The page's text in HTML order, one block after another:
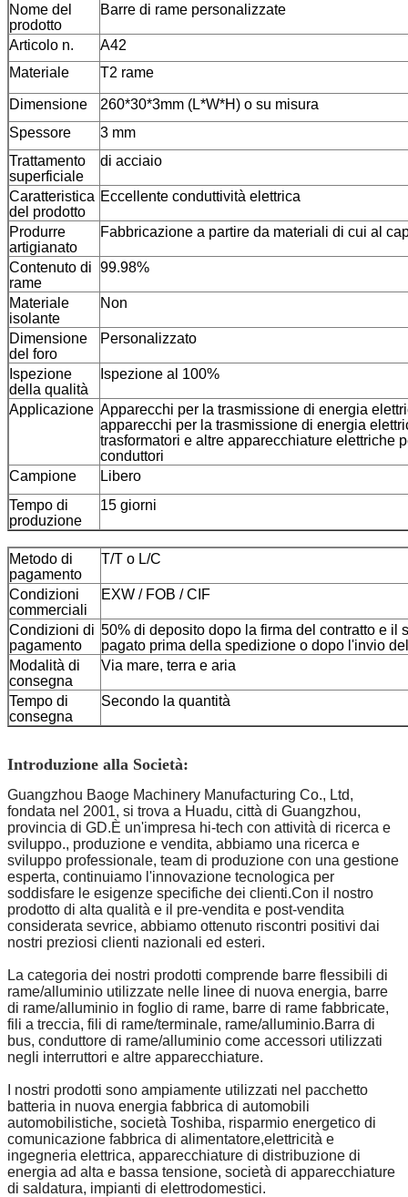
Nome del
prodotto
Barre di rame personalizzate
Articolo n.
A42
Materiale
T2 rame
Dimensione
260*30*3mm (L*W*H) o su misura
Spessore
3 mm
Trattamento
superficiale
di acciaio
Caratteristica
del prodotto
Eccellente conduttività elettrica
Produrre
artigianato
Fabbricazione a partire da materiali di cui al
Contenuto di
rame
99.98%
Materiale
isolante
Non
Dimensione
del foro
Personalizzato
Ispezione
della qualità
Ispezione al 100%
Applicazione Apparecchi per la trasmissione di energia
apparecchi per la trasmissione di energia
trasformatori e altre apparecchiature elettriche
conduttori
Campione
Libero
Tempo di
produzione
15 giorni
Metodo di
pagamento
T/T o L/C
Condizioni
commerciali
EXW / FOB / CIF
Condizioni di
pagamento
50% di deposito dopo la firma del contratto e il
pagato prima della spedizione o dopo l'invio
Modalità di
consegna
Via mare, terra e aria
Tempo di
consegna
Secondo la quantità
Introduzione alla Società:
Guangzhou Baoge Machinery Manufacturing Co., Ltd,
fondata nel 2001, si trova a Huadu, città di Guangzhou,
provincia di GD.È un'impresa hi-tech con attività di ricerca e
sviluppo., produzione e vendita, abbiamo una ricerca e
sviluppo professionale, team di produzione con una gestione
esperta, continuiamo l'innovazione tecnologica per
soddisfare le esigenze specifiche dei clienti.Con il nostro
prodotto di alta qualità e il pre-vendita e post-vendita
considerata sevrice, abbiamo ottenuto riscontri positivi dai
nostri preziosi clienti nazionali ed esteri.
La categoria dei nostri prodotti comprende barre flessibili di
rame/alluminio utilizzate nelle linee di nuova energia, barre
di rame/alluminio in foglio di rame, barre di rame fabbricate,
fili a treccia, fili di rame/terminale, rame/alluminio.Barra di
bus, conduttore di rame/alluminio come accessori utilizzati
negli interruttori e altre apparecchiature.
I nostri prodotti sono ampiamente utilizzati nel pacchetto
batteria in nuova energia fabbrica di automobili
automobilistiche, società Toshiba, risparmio energetico di
comunicazione fabbrica di alimentatore,elettricità e
ingegneria elettrica, apparecchiature di distribuzione di
energia ad alta e bassa tensione, società di apparecchiature
di saldatura, impianti di elettrodomestici.